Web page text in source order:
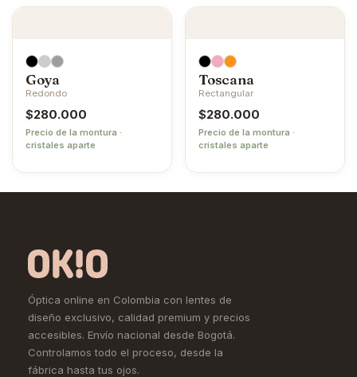
Goya
Redondo
$280.000
Precio de la montura ·
cristales aparte
Toscana
Rectangular
$280.000
Precio de la montura ·
cristales aparte
Óptica online en Colombia con lentes de
diseño exclusivo, calidad premium y precios
accesibles. Envío nacional desde Bogotá.
Controlamos todo el proceso, desde la
fábrica hasta tus ojos.